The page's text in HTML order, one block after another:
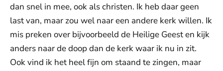
dan snel in mee, ook als christen. Ik heb daar geen
last van, maar zou wel naar een andere kerk willen. Ik
mis preken over bijvoorbeeld de Heilige Geest en kijk
anders naar de doop dan de kerk waar ik nu in zit.
Ook vind ik het heel fijn om staand te zingen, maar